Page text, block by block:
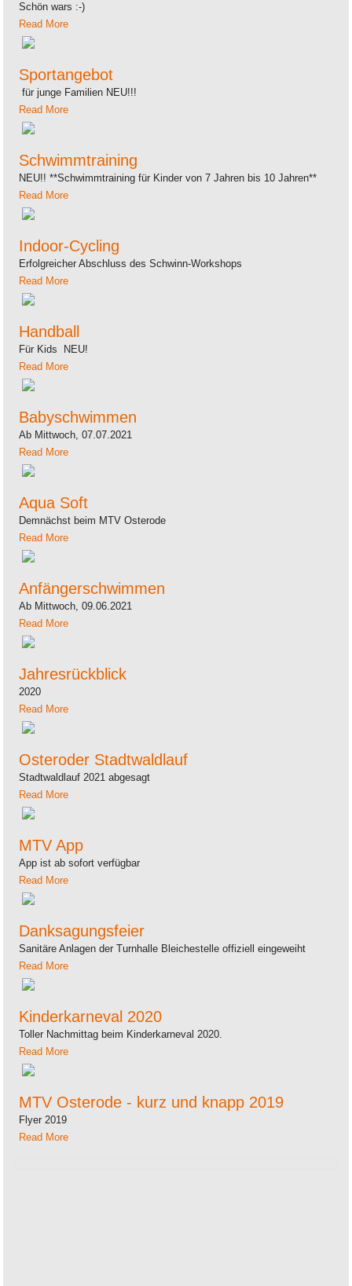
Schön wars :-)
Read More
Sportangebot
für junge Familien NEU!!!
Read More
Schwimmtraining
NEU!! **Schwimmtraining für Kinder von 7 Jahren bis 10 Jahren**
Read More
Indoor-Cycling
Erfolgreicher Abschluss des Schwinn-Workshops
Read More
Handball
Für Kids NEU!
Read More
Babyschwimmen
Ab Mittwoch, 07.07.2021
Read More
Aqua Soft
Demnächst beim MTV Osterode
Read More
Anfängerschwimmen
Ab Mittwoch, 09.06.2021
Read More
Jahresrückblick
2020
Read More
Osteroder Stadtwaldlauf
Stadtwaldlauf 2021 abgesagt
Read More
MTV App
App ist ab sofort verfügbar
Read More
Danksagungsfeier
Sanitäre Anlagen der Turnhalle Bleichestelle offiziell eingeweiht
Read More
Kinderkarneval 2020
Toller Nachmittag beim Kinderkarneval 2020.
Read More
MTV Osterode - kurz und knapp 2019
Flyer 2019
Read More